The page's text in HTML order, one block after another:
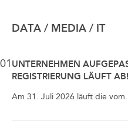
DATA / MEDIA / IT
01 UNTERNEHMEN
REGISTRIERUNG LÄUFT AB!
Am 31. Juli 2026 läuft die